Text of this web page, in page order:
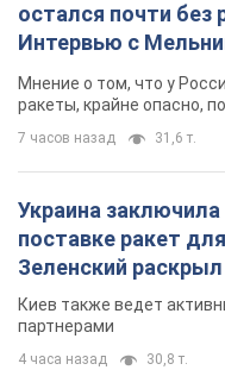
остался почти без
Интервью с
Мнение о том, что у
ракеты, крайне опасно,
7 часов назад 31,6 т.
Украина
поставке ракет
Зеленский
Киев также ведет
партнерами
4 часа назад 30,8 т.